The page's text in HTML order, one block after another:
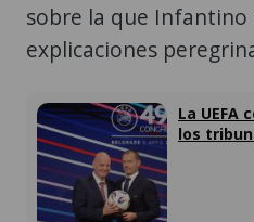
sobre la que
explicaciones
La UEFA
los